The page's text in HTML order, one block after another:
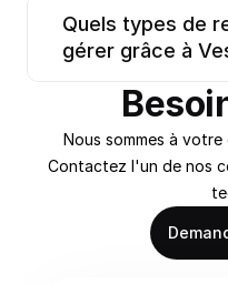
Quels types de
gérer grâce à
Nous sommes à
Contactez l'un de nos